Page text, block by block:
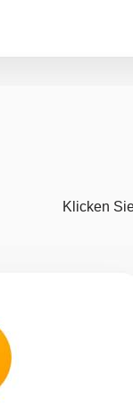
Klicken